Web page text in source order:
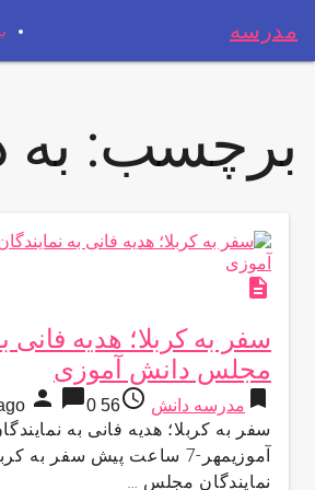
مدرسه
برچسب:
description
سفر به کربلا؛ هدیه فانی
مجلس دانش آموزی
bookmark مدرسه دانش access_time
56 years ago
person chat_bubble0
سفر به کربلا؛ هدیه فانی به
آموزیمهر-7 ساعت پیش سفر به
نمایندگان مجلس …